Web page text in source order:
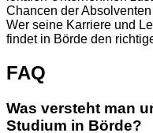
Chancen der
Wer seine Karriere und
findet in Börde den
FAQ
Was versteht man
Studium in Börde?